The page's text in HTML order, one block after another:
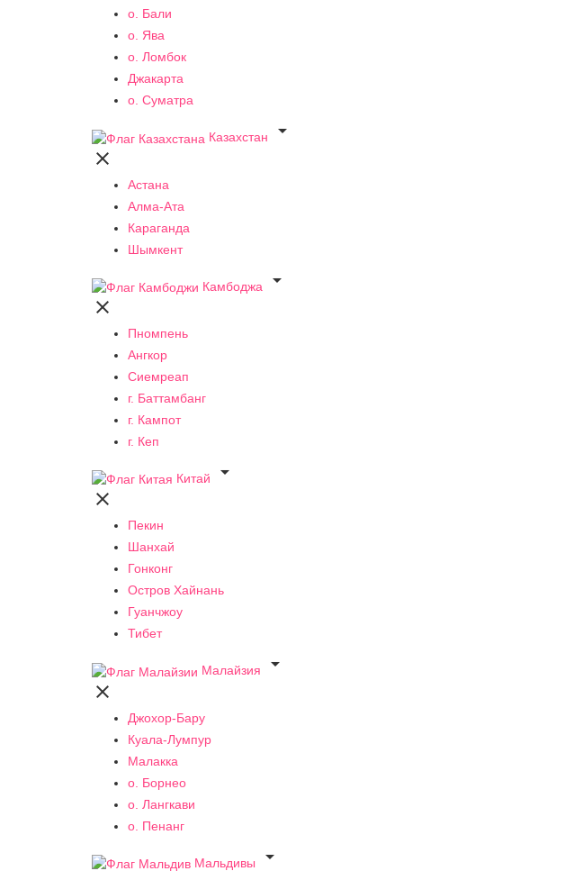
о. Бали
о. Ява
о. Ломбок
Джакарта
о. Суматра
Казахстан


Астана
Алма-Ата
Караганда
Шымкент
Камбоджа


Пномпень
Ангкор
Сиемреап
г. Баттамбанг
г. Кампот
г. Кеп
Китай


Пекин
Шанхай
Гонконг
Остров Хайнань
Гуанчжоу
Тибет
Малайзия


Джохор-Бару
Куала-Лумпур
Малакка
о. Борнео
о. Лангкави
о. Пенанг
Мальдивы
